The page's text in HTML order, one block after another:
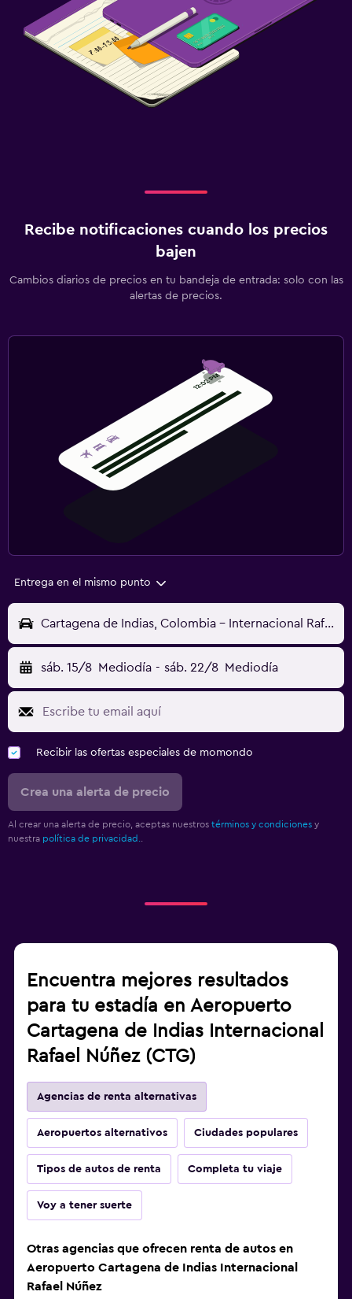
Recibe notificaciones cuando los precios
bajen
Cambios diarios de precios en tu bandeja de entrada: solo con las
alertas de precios.
Entrega en el mismo punto
Cartagena de Indias, Colombia - Internacional Rafael Núñez (CTG)
sáb. 15/8 Mediodía - sáb. 22/8 Mediodía
Recibir las ofertas especiales de momondo
Crea una alerta de precio
Al crear una alerta de precio, aceptas nuestros términos y condiciones y
nuestra política de privacidad..
Encuentra mejores resultados
para tu estadía en Aeropuerto
Cartagena de Indias Internacional
Rafael Núñez (CTG)
Agencias de renta alternativas
Aeropuertos alternativos Ciudades populares
Tipos de autos de renta Completa tu viaje
Voy a tener suerte
Otras agencias que ofrecen renta de autos en
Aeropuerto Cartagena de Indias Internacional
Rafael Núñez